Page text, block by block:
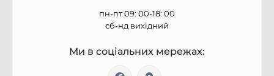
пн-пт 09: 00-18: 00
сб-нд вихідний
Ми в соціальних мережах: